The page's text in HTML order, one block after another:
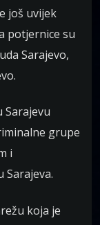
još uvijek
potjernice su
Sarajevo,
Sarajevu
grupe
i
koja je